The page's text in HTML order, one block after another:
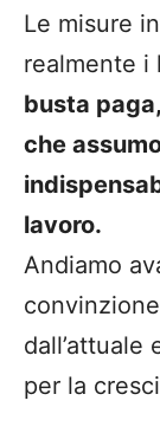
Le misure
realmente i
busta
che
lavoro.
Andiamo
dall’attuale
per la